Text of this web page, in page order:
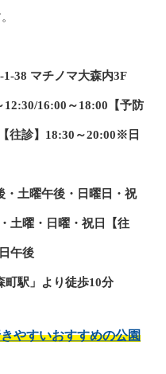
38 マチノマ大森内3F
16:00～18:00【予防
往診】18:30～20:00※日
・土曜午後・日曜日・祝
土曜・日曜・祝日【往
午後
町駅」より徒歩10分
やすいおすすめの公園